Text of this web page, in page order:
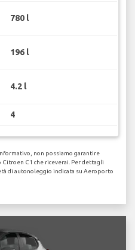
780 l
196 l
4.2 l
4
non possiamo garantire
C1 che riceverai. Per dettagli
di autonoleggio indicata su Aeroporto